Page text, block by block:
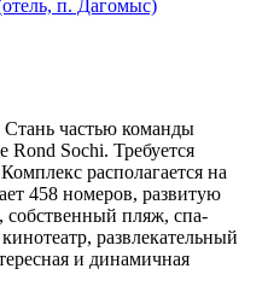
п. Дагомыс)
частью команды
Rond Sochi. Требуется
располагается на
458 номеров, развитую
собственный пляж, спа-
развлекательный
и динамичная